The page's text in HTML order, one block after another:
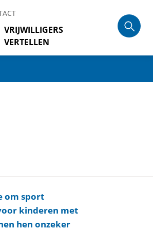
VRIJWILLIGERS
VERTELLEN
om sport
kinderen met
hen onzeker